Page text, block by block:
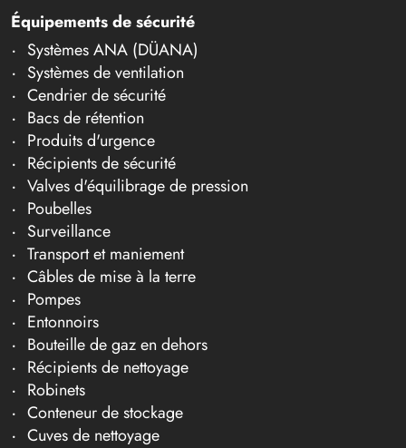
Équipements de sécurité
Systèmes ANA (DÜANA)
Systèmes de ventilation
Cendrier de sécurité
Bacs de rétention
Produits d'urgence
Récipients de sécurité
Valves d'équilibrage de pression
Poubelles
Surveillance
Transport et maniement
Câbles de mise à la terre
Pompes
Entonnoirs
Bouteille de gaz en dehors
Récipients de nettoyage
Robinets
Conteneur de stockage
Cuves de nettoyage